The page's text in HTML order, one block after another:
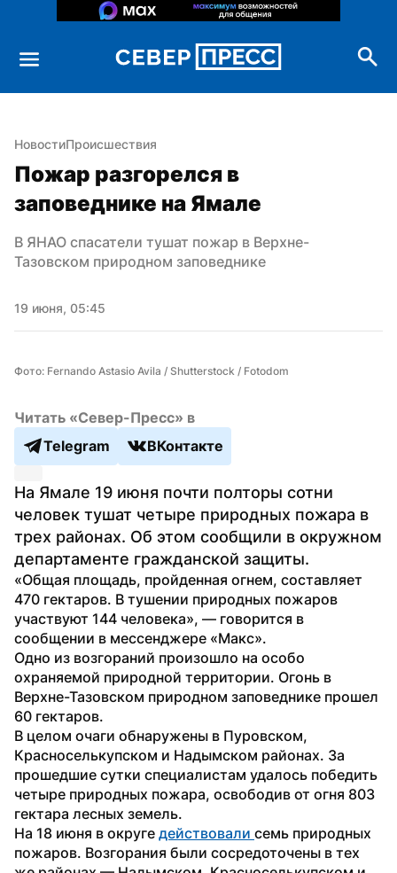
НовостиПроисшествия
Пожар разгорелся в
заповеднике на Ямале
В ЯНАО спасатели тушат пожар в Верхне-
Тазовском природном заповеднике
19 июня, 05:45
Фото: Fernando Astasio Avila / Shutterstock / Fotodom
Читать «Север-Пресс» в
Telegram
ВКонтакте
На Ямале 19 июня почти полторы сотни
человек тушат четыре природных пожара в
трех районах. Об этом сообщили в окружном
департаменте гражданской защиты.
«Общая площадь, пройденная огнем, составляет
470 гектаров. В тушении природных пожаров
участвуют 144 человека», — говорится в
сообщении в мессенджере «Макс».
Одно из возгораний произошло на особо
охраняемой природной территории. Огонь в
Верхне-Тазовском природном заповеднике прошел
60 гектаров.
В целом очаги обнаружены в Пуровском,
Красноселькупском и Надымском районах. За
прошедшие сутки специалистам удалось победить
четыре природных пожара, освободив от огня 803
гектара лесных земель.
На 18 июня в округе действовали семь природных
пожаров. Возгорания были сосредоточены в тех